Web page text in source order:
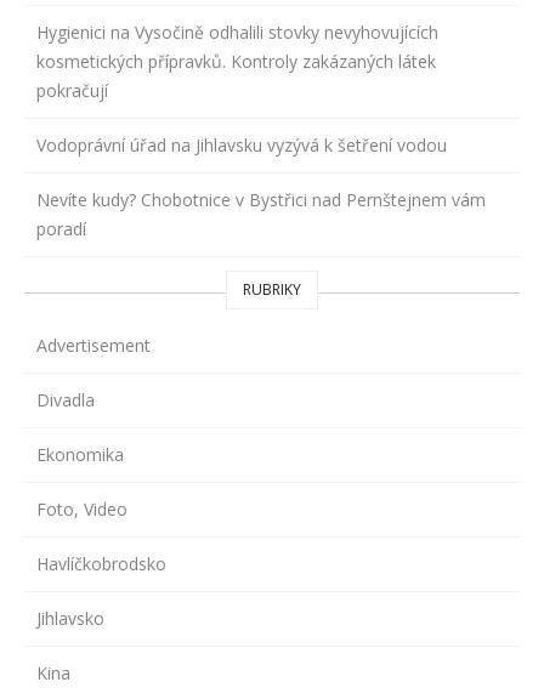
Hygienici na Vysočině odhalili stovky nevyhovujících
kosmetických přípravků. Kontroly zakázaných látek
pokračují
Vodoprávní úřad na Jihlavsku vyzývá k šetření vodou
Nevíte kudy? Chobotnice v Bystřici nad Pernštejnem vám
poradí
RUBRIKY
Advertisement
Divadla
Ekonomika
Foto, Video
Havlíčkobrodsko
Jihlavsko
Kina